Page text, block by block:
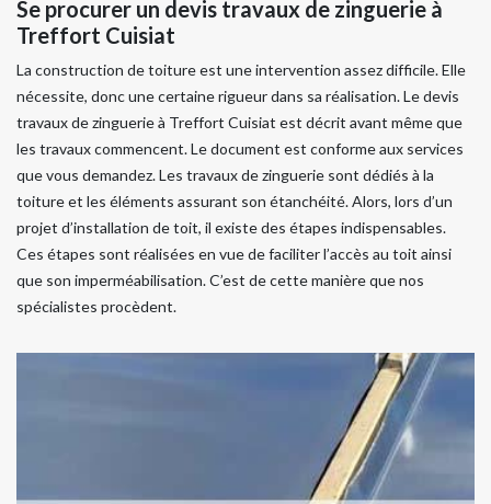
Se procurer un devis travaux de zinguerie à
Treffort Cuisiat
La construction de toiture est une intervention assez difficile. Elle
nécessite, donc une certaine rigueur dans sa réalisation. Le devis
travaux de zinguerie à Treffort Cuisiat est décrit avant même que
les travaux commencent. Le document est conforme aux services
que vous demandez. Les travaux de zinguerie sont dédiés à la
toiture et les éléments assurant son étanchéité. Alors, lors d’un
projet d’installation de toit, il existe des étapes indispensables.
Ces étapes sont réalisées en vue de faciliter l’accès au toit ainsi
que son imperméabilisation. C’est de cette manière que nos
spécialistes procèdent.